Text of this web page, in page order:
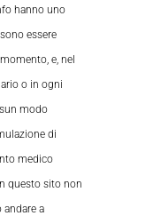
hanno uno
essere
e, nel
o in ogni
modo
di
medico
questo sito non
a